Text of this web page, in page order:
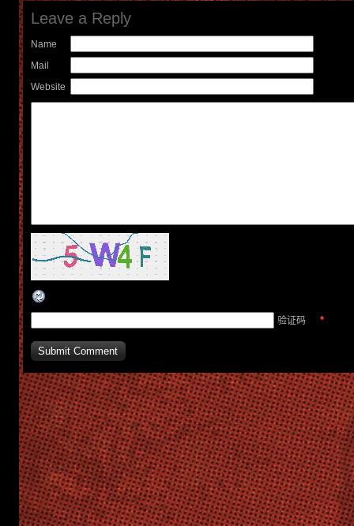
Leave a Reply
Name
Mail
Website
验证码 *